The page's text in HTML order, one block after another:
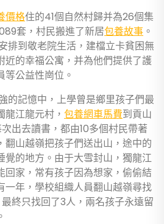
價格住的41個自然村歸并為26個集
套，村民搬進了新居包養故事 。
排到敬老院生活，建檔立卡貧困無
近的幸福公寓，并為他們提供了護
等公益性崗位。
的記憶中，上學曾是鄉里孩子們最
江龍元村， 包養網車馬費到貢山
出去讀書，都由10多個村民帶著
翻山越嶺把孩子們送出山，途中的
覺的地方。由于大雪封山，獨龍江
回家，常有孩子因為想家，偷偷結
一年，學校組織人員翻山越嶺尋找
終只找回了3人，兩名孩子永遠留